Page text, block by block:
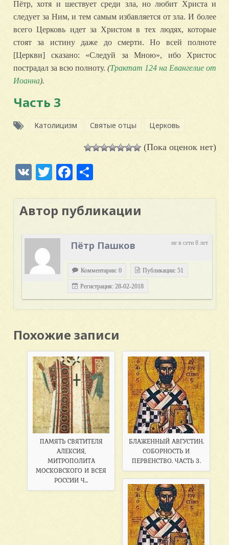
Пётр, хотя и шествует среди зла, но любит Христа и
следует за Ним, и тем самым избавляется от зла. И более
всего Церковь идет за Христом в тех людях, которые
стоят за истину даже до смерти. Но всей полноте
[Церкви] сказано: «Следуй за Мною», ибо Христос
пострадал за всю полноту. (Трактат 124 на Евангелие от
Иоанна).
Часть 3
Католицизм Святые отцы Церковь
(Пока оценок нет)
VK TwitterFacebook
Автор публикации
не в сети 8 лет
Пётр Пашков
Комментарии: 0 Публикации: 51
Регистрация: 28-02-2018
Похожие записи
ПАМЯТЬ СВЯТИТЕЛЯ
АЛЕКСИЯ,
МИТРОПОЛИТА
МОСКОВСКОГО И ВСЕЯ
РОССИИ Ч...
БЛАЖЕННЫЙ АВГУСТИН.
СОБОРНОСТЬ И
ПЕРВЕНСТВО. ЧАСТЬ 3.